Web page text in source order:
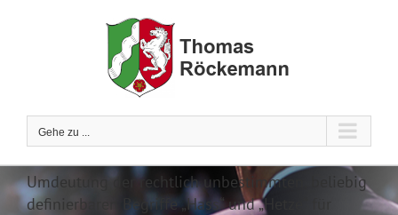
Gehe zu ...
Umdeutung der rechtlich unbestimmten, beliebig
definierbaren Begriffe „Hass“ und „Hetze“ für